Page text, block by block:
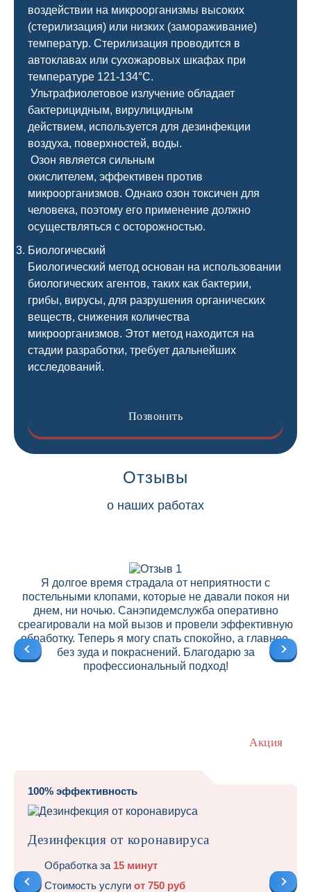
Отзывы
о наших работах
Я долгое время страдала от неприятности с
постельными клопами, которые не давали покоя ни
днем, ни ночью. Санэпидемслужба оперативно
среагировали на мой вызов и провели эффективную
обработку. Теперь я могу спать спокойно, а главное,
без зуда и покраснений. Благодарю за
профессиональный подход!
Акция
100% эффективность
Дезинфекция от коронавируса
Обработка за 15 минут
Стоимость услуги от 750 руб
воздействии на микроорганизмы высоких
(стерилизация) или низких (замораживание)
температур. Стерилизация проводится в
автоклавах или сухожаровых шкафах при
температуре 121-134°C.
Ультрафиолетовое излучение обладает
бактерицидным, вирулицидным
действием, используется для дезинфекции
воздуха, поверхностей, воды.
Озон является сильным
окислителем, эффективен против
микроорганизмов. Однако озон токсичен для
человека, поэтому его применение должно
осуществляться с осторожностью.
Биологический
Биологический метод основан на использовании
биологических агентов, таких как бактерии,
грибы, вирусы, для разрушения органических
веществ, снижения количества
микроорганизмов. Этот метод находится на
стадии разработки, требует дальнейших
исследований.
Позвонить